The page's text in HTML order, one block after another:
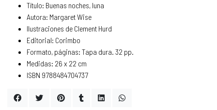
Título: Buenas noches, luna
Autora: Margaret Wise
Ilustraciones de Clement Hurd
Editorial: Corimbo
Formato, páginas: Tapa dura. 32 pp.
Medidas: 26 x 22 cm
ISBN 9788484704737